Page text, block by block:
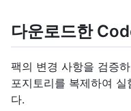
다운로드한
팩의 변경 사항을 검증
포지토리를 복제하여
다.